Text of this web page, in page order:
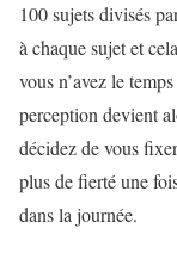
100 sujets divisés
à chaque sujet et
vous n’avez le
perception devient
décidez de vous
plus de fierté une
dans la journée.